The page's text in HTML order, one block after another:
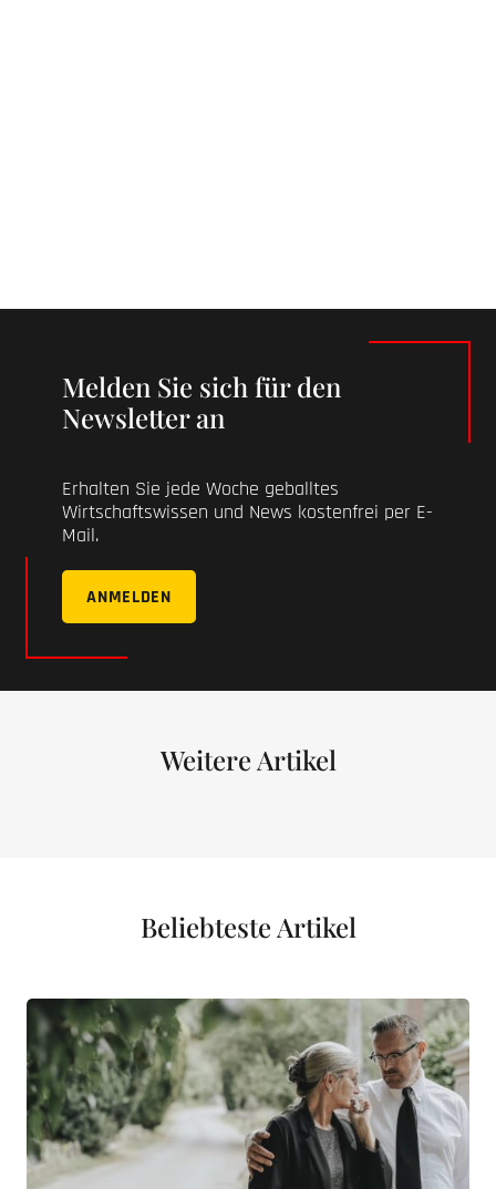
Melden Sie sich für den
Newsletter an
Erhalten Sie jede Woche geballtes
Wirtschaftswissen und News kostenfrei per E-
Mail.
ANMELDEN
Weitere Artikel
Beliebteste Artikel